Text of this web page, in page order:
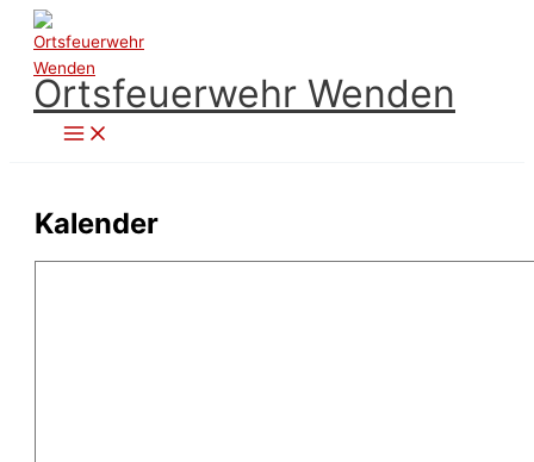
Zum
Inhalt
springen
Ortsfeuerwehr Wenden
Kalender